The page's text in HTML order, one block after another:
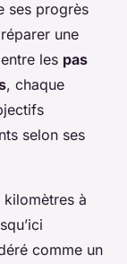
ses progrès
une
les pas
, chaque
selon ses
à
comme un